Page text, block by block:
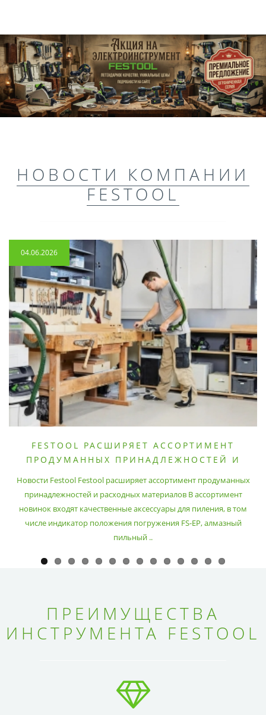
НОВОСТИ КОМПАНИИ
FESTOOL
04.06.2026
FESTOOL РАСШИРЯЕТ АССОРТИМЕНТ
ПРОДУМАННЫХ ПРИНАДЛЕЖНОСТЕЙ И
Новости Festool Festool расширяет ассортимент продуманных
принадлежностей и расходных материалов В ассортимент
новинок входят качественные аксессуары для пиления, в том
числе индикатор положения погружения FS-EP, алмазный
пильный ..
ПРЕИМУЩЕСТВА
ИНСТРУМЕНТА FESTOOL